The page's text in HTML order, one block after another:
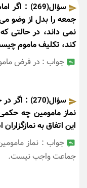
سؤال(269)
: اگر
جمعه را بدل از وضو
نمی داند، در حالتی
کند، تکلیف ماموم
جواب : در فرض
سؤال(270)
: اگر
نماز مامومین چه
این اتفاق به
جواب : نماز
جماعت واجب نیست.